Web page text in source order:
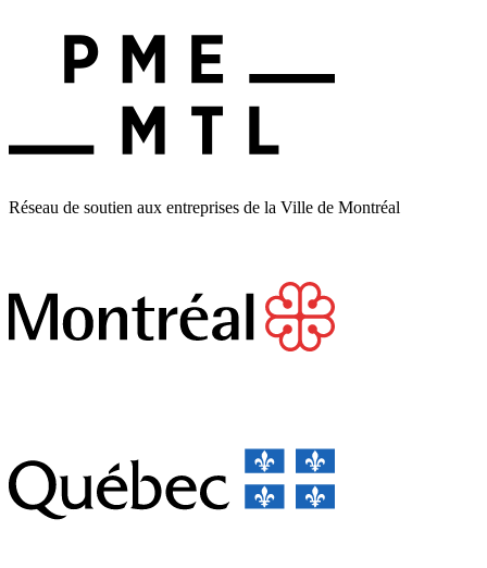
Réseau de soutien aux entreprises de la Ville de Montréal